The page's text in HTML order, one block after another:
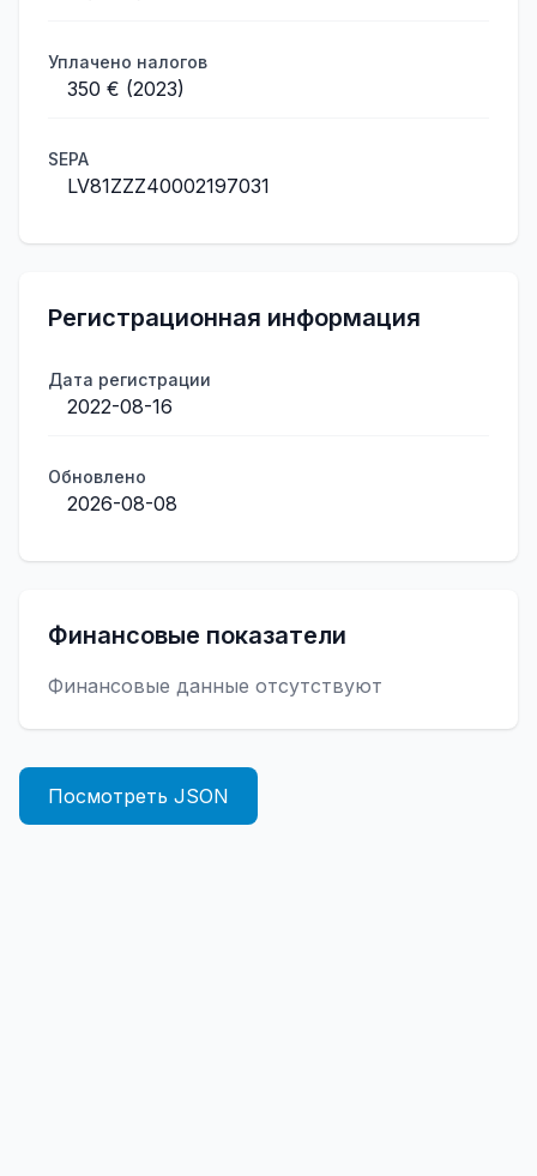
Уплачено налогов
350 € (2023)
SEPA
LV81ZZZ40002197031
Регистрационная информация
Дата регистрации
2022-08-16
Обновлено
2026-08-08
Финансовые показатели
Финансовые данные отсутствуют
Посмотреть JSON